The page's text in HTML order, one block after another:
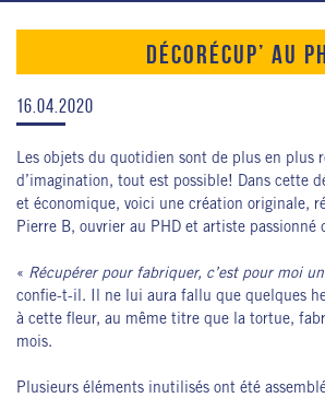
DÉCORÉCUP’ AU
16.04.2020
Les objets du quotidien sont de plus en plus
d’imagination, tout est possible! Dans cette
et économique, voici une création originale,
Pierre B, ouvrier au PHD et artiste passionné
« Récupérer pour fabriquer, c’est pour moi
confie-t-il. Il ne lui aura fallu que quelques
à cette fleur, au même titre que la tortue,
mois.
Plusieurs éléments inutilisés ont été